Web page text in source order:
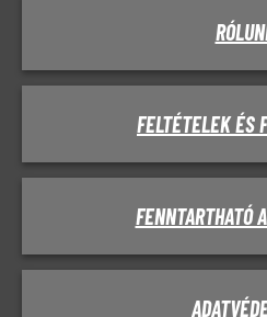
FELTÉTELEK ÉS
FENNTARTHATÓ